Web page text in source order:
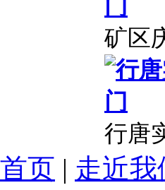
矿区
行唐
首页 | 走近我